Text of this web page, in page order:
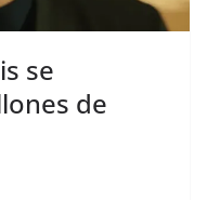
se
de